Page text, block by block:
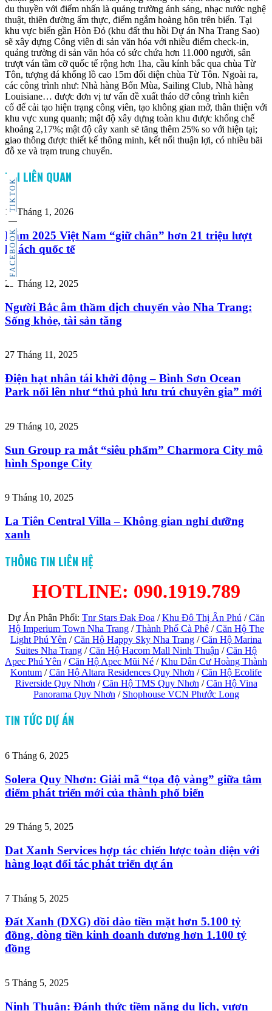
FACEBOOK
TIKTOK
du thuyền với điểm nhấn là quảng trường ánh sáng, nhạc nước nghệ
thuật, thiên đường ẩm thực, điểm ngắm hoàng hôn trên biển. Tại
khu vực biển gần Hòn Đỏ (khu đất thu hồi Dự án Nha Trang Sao)
sẽ xây dựng Công viên di sản văn hóa với nhiều điểm check-in,
quảng trường di sản văn hóa có sức chứa hơn 11.000 người, sân
trượt ván tầm cỡ quốc tế rộng hơn 1ha, cầu kính bắc qua chùa Từ
Tôn, tượng đá khổng lồ cao 15m đối diện chùa Từ Tôn. Ngoài ra,
các công trình như: Nhà hàng Bốn Mùa, Sailing Club, Nhà hàng
Louisiane… được đơn vị tư vấn đề xuất tháo dỡ công trình kiên
cố để cải tạo hiện trạng công viên, tạo không gian mở, thân thiện với
khu vực xung quanh; mật độ xây dựng toàn khu được khống chế
khoảng 2,17%; mật độ cây xanh sẽ tăng thêm 25% so với hiện tại;
giao thông được thiết kế thông minh, kết nối thuận lợi, có nhiều bãi
đỗ xe và trạm trung chuyển.
TIN LIÊN QUAN
15 Tháng 1, 2026
Năm 2025 Việt Nam “giữ chân” hơn 21 triệu lượt
khách quốc tế
29 Tháng 12, 2025
Người Bắc âm thầm dịch chuyển vào Nha Trang:
Sống khỏe, tài sản tăng
27 Tháng 11, 2025
Điện hạt nhân tái khởi động – Bình Sơn Ocean
Park nổi lên như “thủ phủ lưu trú chuyên gia” mới
29 Tháng 10, 2025
Sun Group ra mắt “siêu phẩm” Charmora City mô
hình Sponge City
9 Tháng 10, 2025
La Tiên Central Villa – Không gian nghỉ dưỡng
xanh
THÔNG TIN LIÊN HỆ
HOTLINE: 090.1919.789
Dự Án Phân Phối: Tnr Stars Đak Đoa /Khu Đô Thị Ân Phú /Căn
Hộ Imperium Town Nha Trang/Thành Phố Cà Phê/Căn Hộ The
Light Phú Yên /Căn Hộ Happy Sky Nha Trang /Căn Hộ Marina
Suites Nha Trang /Căn Hộ Hacom Mall Ninh Thuận /Căn Hộ
Apec Phú Yên /Căn Hộ Apec Mũi Né /Khu Dân Cư Hoàng Thành
Kontum /Căn Hộ Altara Residences Quy Nhơn /Căn Hộ Ecolife
Riverside Quy Nhơn /Căn Hộ TMS Quy Nhơn /Căn Hộ Vina
Panorama Quy Nhơn / Shophouse VCN Phước Long
TIN TỨC DỰ ÁN
6 Tháng 6, 2025
Solera Quy Nhơn: Giải mã “tọa độ vàng” giữa tâm
điểm phát triển mới của thành phố biển
29 Tháng 5, 2025
Dat Xanh Services hợp tác chiến lược toàn diện với
hàng loạt đối tác phát triển dự án
7 Tháng 5, 2025
Đất Xanh (DXG) dồi dào tiền mặt hơn 5.100 tỷ
đồng, dòng tiền kinh doanh dương hơn 1.100 tỷ
đồng
5 Tháng 5, 2025
Ninh Thuận: Đánh thức tiềm năng du lịch, vươn